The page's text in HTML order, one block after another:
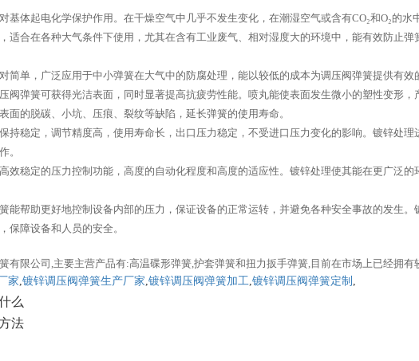
基体起电化学保护作用。在干燥空气中几乎不发生变化，在潮湿空气或含有CO₂和O₂的水
适合在各种大气条件下使用，尤其在含有工业废气、相对湿度大的环境中，能有效防止弹
简单，广泛应用于中小弹簧在大气中的防腐处理，能以较低的成本为调压阀弹簧提供有效
阀弹簧可获得光洁表面，同时显著提高抗疲劳性能。喷丸能使表面发生微小的塑性变形，
的脱碳、小坑、压痕、裂纹等缺陷，延长弹簧的使用寿命。
持稳定，调节精度高，使用寿命长，出口压力稳定，不受进口压力变化的影响。镀锌处理
。
效稳定的压力控制功能，高度的自动化程度和高度的适应性。镀锌处理使其能在更广泛的
能帮助更好地控制设备内部的压力，保证设备的正常运转，并避免各种安全事故的发生。
保障设备和人员的安全。
有限公司,主要主营产品有:高温碟形弹簧,护套弹簧和扭力扳手弹簧,目前在市场上已经拥有
家,镀锌调压阀弹簧生产厂家,镀锌调压阀弹簧加工,镀锌调压阀弹簧定制 ,
么
法